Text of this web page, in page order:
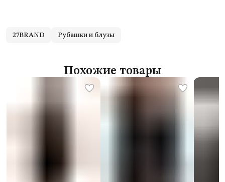
27BRAND Рубашки и блузы
Похожие товары